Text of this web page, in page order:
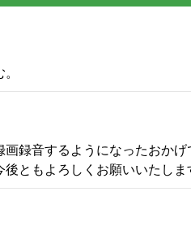
録音するようになったおかげ
ともよろしくお願いいたしま